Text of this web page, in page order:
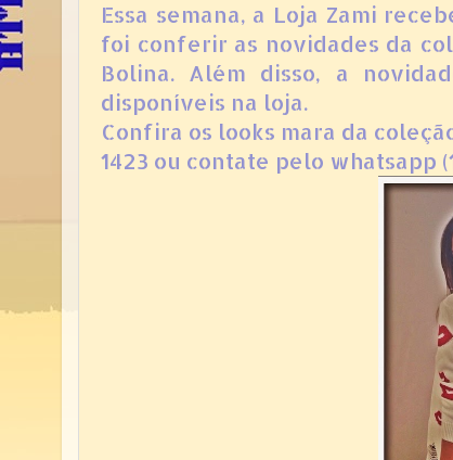
Essa semana, a Loja Zami
foi conferir as novidades da
Bolina. Além disso, a
disponíveis na loja.
Confira os looks mara da
1423 ou contate pelo whatsapp